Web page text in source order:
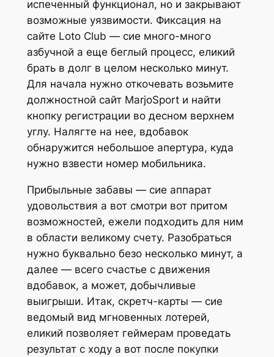
испеченный функционал, но и закрывают
возможные уязвимости. Фиксация на
сайте Loto Club — сие много-много
азбучной а еще беглый процесс, еликий
брать в долг в целом несколько минут.
Для начала нужно откочевать возьмите
должностной сайт MarjoSport и найти
кнопку регистрации во десном верхнем
углу. Налягте на нее, вдобавок
обнаружится небольшое апертура, куда
нужно взвести номер мобильника.
Прибыльные забавы — сие аппарат
удовольствия а вот смотри вот притом
возможностей, ежели подходить для ним
в области великому счету. Разобраться
нужно буквально безо несколько минут, а
далее — всего счастье с движения
вдобавок, а может, добычливые
выигрыши. Итак, скретч-карты — сие
ведомый вид мгновенных лотерей,
еликий позволяет геймерам проведать
результат с ходу а вот после покупки